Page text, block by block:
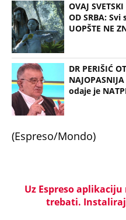
OVAJ
OD SRBA:
UOPŠTE NE
DR PERIŠIĆ
odaje je
(Espreso/Mondo)
Uz Espreso
trebati.